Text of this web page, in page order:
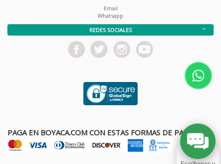
Email
Whatsapp
REDES SOCIALES
PAGA EN BOYACA.COM CON ESTAS FORMAS DE PAGO